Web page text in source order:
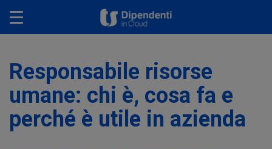
Toggle navigation
Responsabile risorse
umane: chi è, cosa fa e
perché è utile in azienda